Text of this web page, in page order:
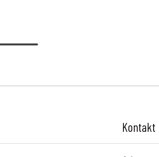
Kontakt